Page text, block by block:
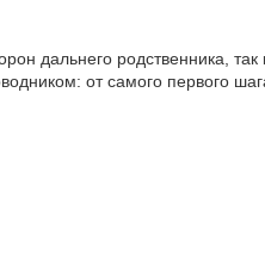
дальнего родственника,
от самого первого